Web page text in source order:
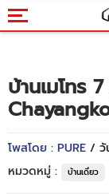
บ้านเมโทร
โพสโดย : PURE / วั
หมวดหมู่ :
บ้านเดี่ยว